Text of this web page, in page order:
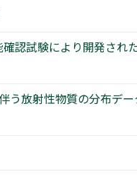
認試験により開発され
放射性物質の分布デ